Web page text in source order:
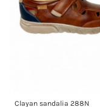
Clayan sandalia 288N